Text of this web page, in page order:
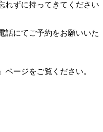
れずに持ってきてください
話にてご予約をお願いいた
』ページをご覧ください。